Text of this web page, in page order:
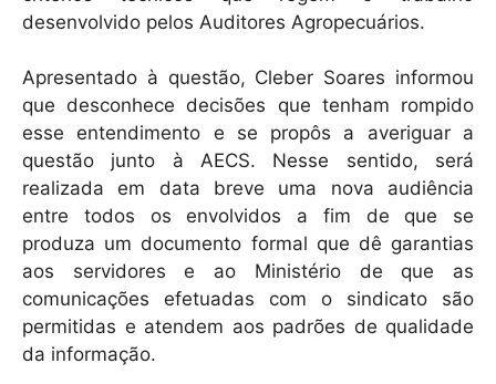
desenvolvido pelos Auditores Agropecuários.
Apresentado à questão, Cleber Soares informou
que desconhece decisões que tenham rompido
esse entendimento e se propôs a averiguar a
questão junto à AECS. Nesse sentido, será
realizada em data breve uma nova audiência
entre todos os envolvidos a fim de que se
produza um documento formal que dê garantias
aos servidores e ao Ministério de que as
comunicações efetuadas com o sindicato são
permitidas e atendem aos padrões de qualidade
da informação.